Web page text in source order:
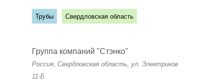
Трубы Свердловская область
Группа компаний "Стэнко"
Россия, Свердловская область, ул. Электриков
11-Б